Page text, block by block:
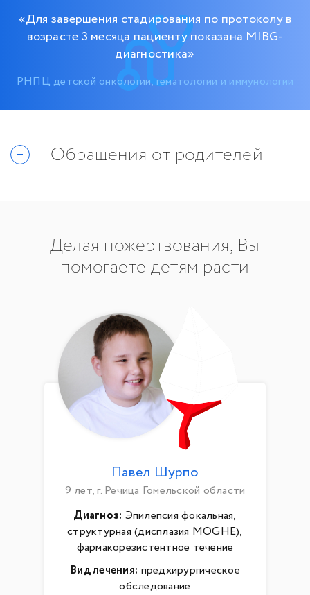
«Для завершения стадирования по протоколу в
возрасте 3 месяца пациенту показана MIBG-
диагностика»
РНПЦ детской онкологии, гематологии и иммунологии
Обращения от родителей
Делая пожертвования, Вы
помогаете детям расти
Павел Шурпо
9 лет, г. Речица Гомельской области
Диагноз: Эпилепсия фокальная,
структурная (дисплазия MOGHE),
фармакорезистентное течение
Вид лечения: предхирургическое
обследование